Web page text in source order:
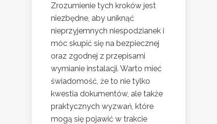
Zrozumienie tych kroków jest
niezbędne, aby uniknąć
nieprzyjemnych niespodzianek i
móc skupić się na bezpiecznej
oraz zgodnej z przepisami
wymianie instalacji. Warto mieć
świadomość, że to nie tylko
kwestia dokumentów, ale także
praktycznych wyzwań, które
mogą się pojawić w trakcie